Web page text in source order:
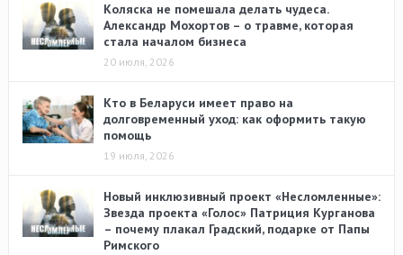
Коляска не помешала делать чудеса.
Александр Мохортов – о травме, которая
стала началом бизнеса
20 июля, 2026
Кто в Беларуси имеет право на
долговременный уход: как оформить такую
помощь
19 июля, 2026
Новый инклюзивный проект «Несломленные»:
Звезда проекта «Голос» Патриция Курганова
– почему плакал Градский, подарке от Папы
Римского